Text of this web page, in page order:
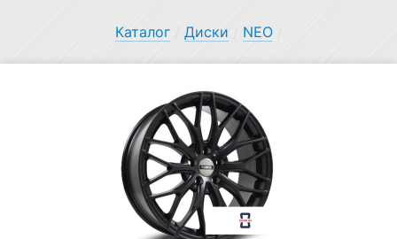
Каталог/ Диски NEO/